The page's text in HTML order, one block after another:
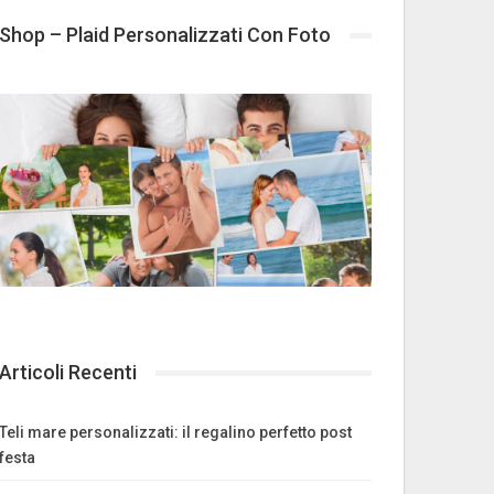
– Plaid Personalizzati Con Foto
Recenti
mare personalizzati: il regalino perfetto post